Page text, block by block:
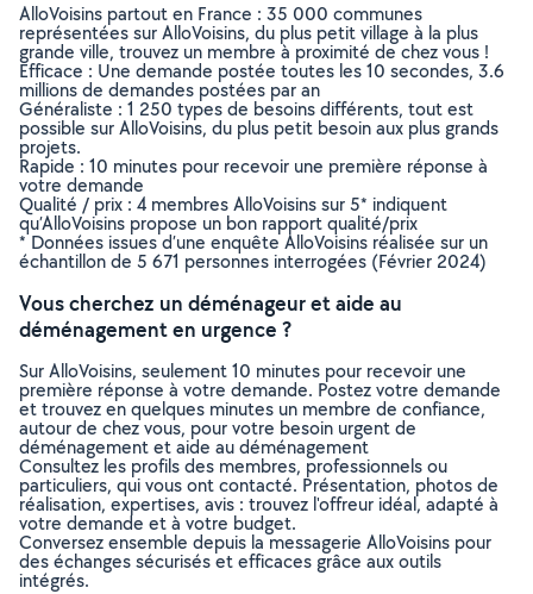
AlloVoisins partout en France : 35 000 communes
représentées sur AlloVoisins, du plus petit village à la plus
grande ville, trouvez un membre à proximité de chez vous !
Efficace : Une demande postée toutes les 10 secondes, 3.6
millions de demandes postées par an
Généraliste : 1 250 types de besoins différents, tout est
possible sur AlloVoisins, du plus petit besoin aux plus grands
projets.
Rapide : 10 minutes pour recevoir une première réponse à
votre demande
Qualité / prix : 4 membres AlloVoisins sur 5* indiquent
qu’AlloVoisins propose un bon rapport qualité/prix
* Données issues d’une enquête AlloVoisins réalisée sur un
échantillon de 5 671 personnes interrogées (Février 2024)
Vous cherchez un déménageur et aide au
déménagement en urgence ?
Sur AlloVoisins, seulement 10 minutes pour recevoir une
première réponse à votre demande. Postez votre demande
et trouvez en quelques minutes un membre de confiance,
autour de chez vous, pour votre besoin urgent de
déménagement et aide au déménagement
Consultez les profils des membres, professionnels ou
particuliers, qui vous ont contacté. Présentation, photos de
réalisation, expertises, avis : trouvez l'offreur idéal, adapté à
votre demande et à votre budget.
Conversez ensemble depuis la messagerie AlloVoisins pour
des échanges sécurisés et efficaces grâce aux outils
intégrés.